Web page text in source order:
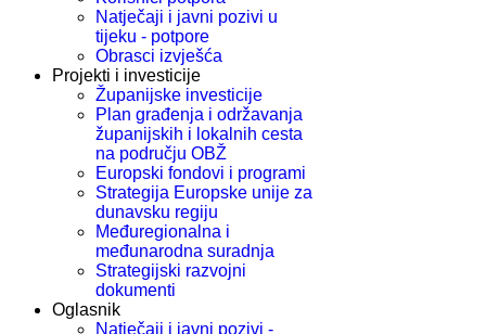
Natječaji i javni pozivi u
tijeku - potpore
Obrasci izvješća
Projekti i investicije
Županijske investicije
Plan građenja i održavanja
županijskih i lokalnih cesta
na području OBŽ
Europski fondovi i programi
Strategija Europske unije za
dunavsku regiju
Međuregionalna i
međunarodna suradnja
Strategijski razvojni
dokumenti
Oglasnik
Natječaji i javni pozivi -